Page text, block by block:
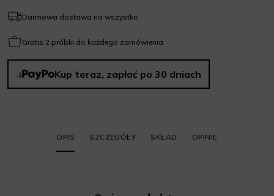
Darmowa dostawa na wszystko
Gratis 2 próbki do każdego zamówienia
Kup teraz, zapłać po 30 dniach
OPIS SZCZEGÓŁY SKŁAD OPINIE